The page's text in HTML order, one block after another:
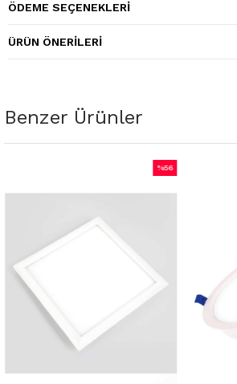
ÖDEME SEÇENEKLERI
ÜRÜN ÖNERILERI
Benzer Ürünler
%56